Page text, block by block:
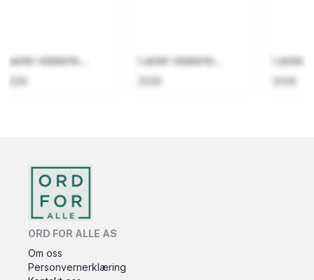
Laster relaterte... Laster relaterte... Laster
ORD FOR ALLE AS
Om oss
Personvernerklæring